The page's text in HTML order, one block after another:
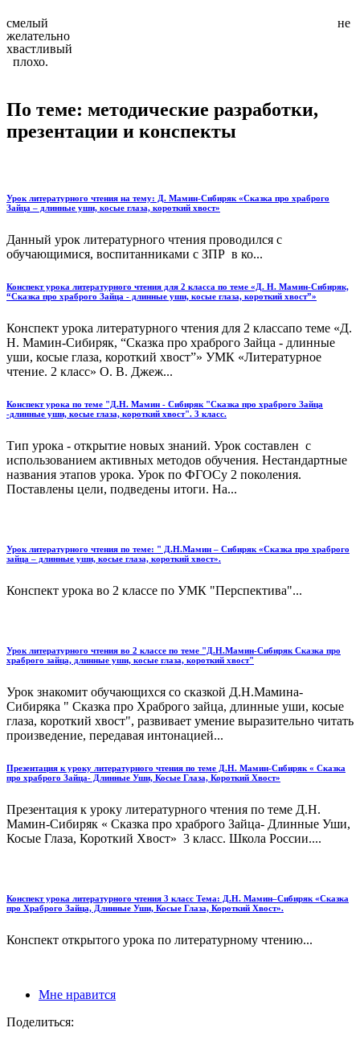
смелый не
желательно
хвастливый
плохо.
По теме: методические разработки,
презентации и конспекты
Урок литературного чтения на тему: Д. Мамин-Сибиряк «Сказка про храброго
Зайца – длинные уши, косые глаза, короткий хвост»
Данный урок литературного чтения проводился с
обучающимися, воспитанниками с ЗПР в ко...
Конспект урока литературного чтения для 2 класса по теме «Д. Н. Мамин-Сибиряк,
“Сказка про храброго Зайца - длинные уши, косые глаза, короткий хвост”»
Конспект урока литературного чтения для 2 классапо теме «Д.
Н. Мамин-Сибиряк, “Сказка про храброго Зайца - длинные
уши, косые глаза, короткий хвост”» УМК «Литературное
чтение. 2 класс» О. В. Джеж...
Конспект урока по теме "Д.Н. Мамин - Сибиряк "Сказка про храброго Зайца
-длинные уши, косые глаза, короткий хвост". 3 класс.
Тип урока - открытие новых знаний. Урок составлен с
использованием активных методов обучения. Нестандартные
названия этапов урока. Урок по ФГОСу 2 поколения.
Поставлены цели, подведены итоги. На...
Урок литературного чтения по теме: " Д.Н.Мамин – Сибиряк «Сказка про храброго
зайца – длинные уши, косые глаза, короткий хвост».
Конспект урока во 2 классе по УМК "Перспектива"...
Урок литературного чтения во 2 классе по теме "Д.Н.Мамин-Сибиряк Сказка про
храброго зайца, длинные уши, косые глаза, короткий хвост"
Урок знакомит обучающихся со сказкой Д.Н.Мамина-
Сибиряка " Сказка про Храброго зайца, длинные уши, косые
глаза, короткий хвост", развивает умение выразительно читать
произведение, передавая интонацией...
Презентация к уроку литературного чтения по теме Д.Н. Мамин-Сибиряк « Сказка
про храброго Зайца- Длинные Уши, Косые Глаза, Короткий Хвост»
Презентация к уроку литературного чтения по теме Д.Н.
Мамин-Сибиряк « Сказка про храброго Зайца- Длинные Уши,
Косые Глаза, Короткий Хвост» 3 класс. Школа России....
Конспект урока литературного чтения 3 класс Тема: Д.Н. Мамин–Сибиряк «Сказка
про Храброго Зайца, Длинные Уши, Косые Глаза, Короткий Хвост».
Конспект открытого урока по литературному чтению...
Мне нравится
Поделиться: